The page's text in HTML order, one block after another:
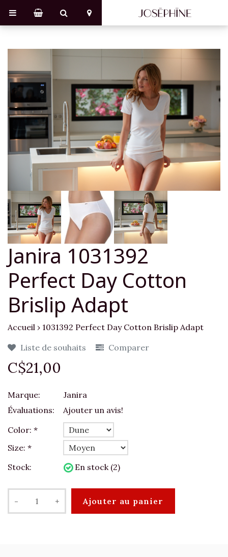
Janira 1031392
Perfect Day Cotton
Brislip Adapt
Accueil › 1031392 Perfect Day Cotton Brislip Adapt
Liste de souhaits
Comparer
C$21,00
Marque:
Janira
Évaluations:
Ajouter un avis!
Color: *
Size: *
Stock:
En stock (2)
- + Ajouter au panier